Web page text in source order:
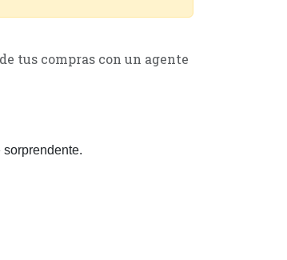
tus compras con un agente